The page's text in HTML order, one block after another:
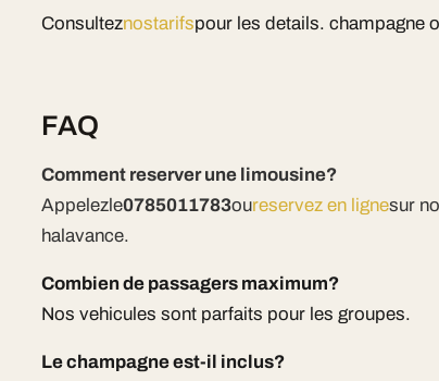
Consulteznostarifspour les details. champagne
FAQ
Comment reserver une limousine?
Appelezle0785011783oureservez en lignesur
halavance.
Combien de passagers maximum?
Nos vehicules sont parfaits pour les groupes.
Le champagne est-il inclus?